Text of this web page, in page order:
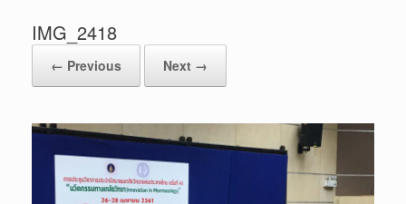
IMG_2418
← Previous Next →